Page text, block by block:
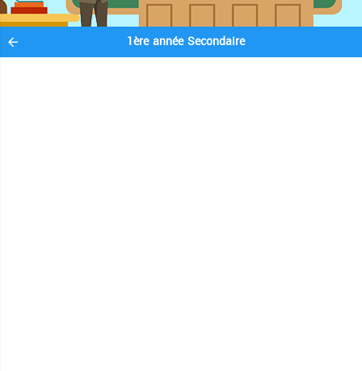
1ère année Secondaire